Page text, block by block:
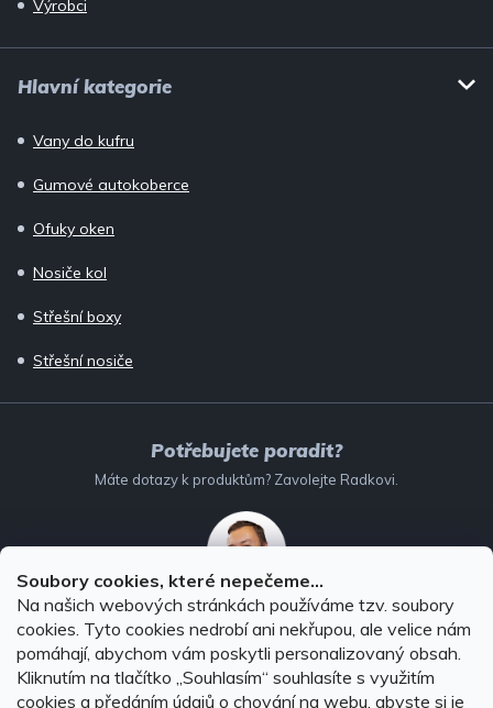
Soubory cookies, které nepečeme...
Na našich webových stránkách používáme tzv. soubory
cookies. Tyto cookies nedrobí ani nekřupou, ale velice nám
pomáhají, abychom vám poskytli personalizovaný obsah.
Kliknutím na tlačítko ,,Souhlasím“ souhlasíte s využitím
cookies a předáním údajů o chování na webu, abyste si je
Výrobci
Hlavní kategorie
Vany do kufru
Gumové autokoberce
Ofuky oken
Nosiče kol
Střešní boxy
Střešní nosiče
Potřebujete poradit?
Máte dotazy k produktům? Zavolejte Radkovi.
732 147 896 (Po–Pá: 8–16:00)
info@autodoplnky-obchod.cz